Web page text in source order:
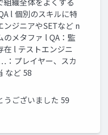
l 個別のスキルに特
ンジニアやSETなど n
のメタファ l QA：監
在 l テストエンジニ
：プレイヤー、スカ
など 58
うございました 59